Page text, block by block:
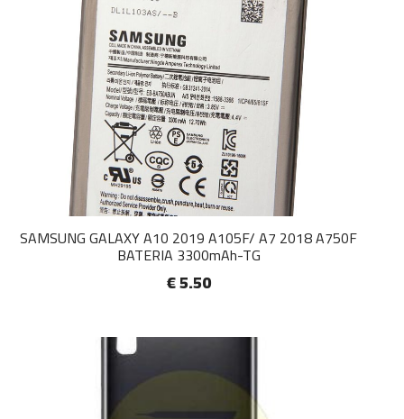
SAMSUNG GALAXY A10 2019 A105F/ A7 2018 A750F
BATERIA 3300mAh-TG
€ 5.50